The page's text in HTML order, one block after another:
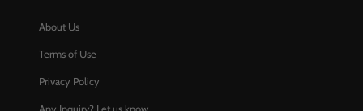
About Us
Terms of Use
Privacy Policy